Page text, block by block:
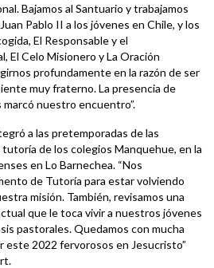
Bajamos al Santuario y trabajamos
Pablo II a los jóvenes en Chile, y los
El Responsable y el
El Celo Misionero y La Oración
profundamente en la razón de ser
muy fraterno. La presencia de
nuestro encuentro”.
a las pretemporadas de las
de los colegios Manquehue, en la
en Lo Barnechea. “Nos
de Tutoría para estar volviendo
misión. También, revisamos una
que le toca vivir a nuestros jóvenes
pastorales. Quedamos con mucha
este 2022 fervorosos en Jesucristo”